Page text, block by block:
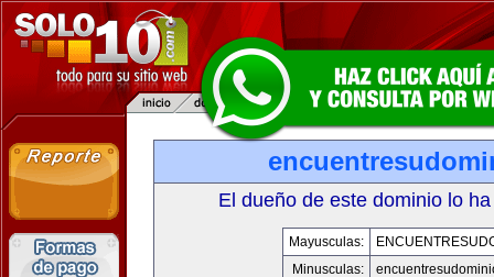
El dueño de este dominio lo
Mayusculas:
Minusculas: